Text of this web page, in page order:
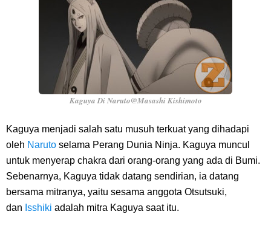
Lakukan Sendiri
7 Fakta Gaban One Piece, Orang Yang Telah Memberikan Kunci Borgol
Milik Loki
Indonesia
Resep Roti Panggang, Sangat Mudah Untuk Menjadi Cemilan
Bersama Keluarga
Kaguya Di Naruto@Masashi Kishimoto
Kaguya menjadi salah satu musuh terkuat yang dihadapi
oleh Naruto selama Perang Dunia Ninja. Kaguya muncul
untuk menyerap chakra dari orang-orang yang ada di Bumi.
Sebenarnya, Kaguya tidak datang sendirian, ia datang
bersama mitranya, yaitu sesama anggota Otsutsuki,
dan Isshiki adalah mitra Kaguya saat itu.